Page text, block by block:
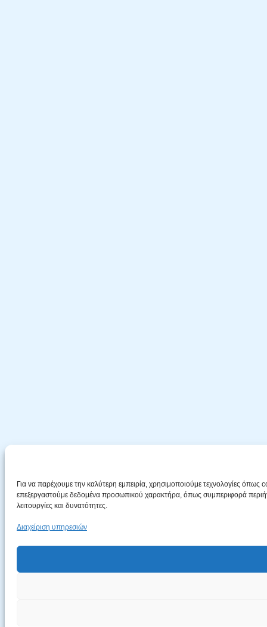
Για να παρέχουμε την καλύτερη εμπειρία, χρησιμοποιούμε τεχνολογίες
επεξεργαστούμε δεδομένα προσωπικού χαρακτήρα, όπως συμπεριφορά
λειτουργίες και δυνατότητες.
Διαχείριση υπηρεσιών